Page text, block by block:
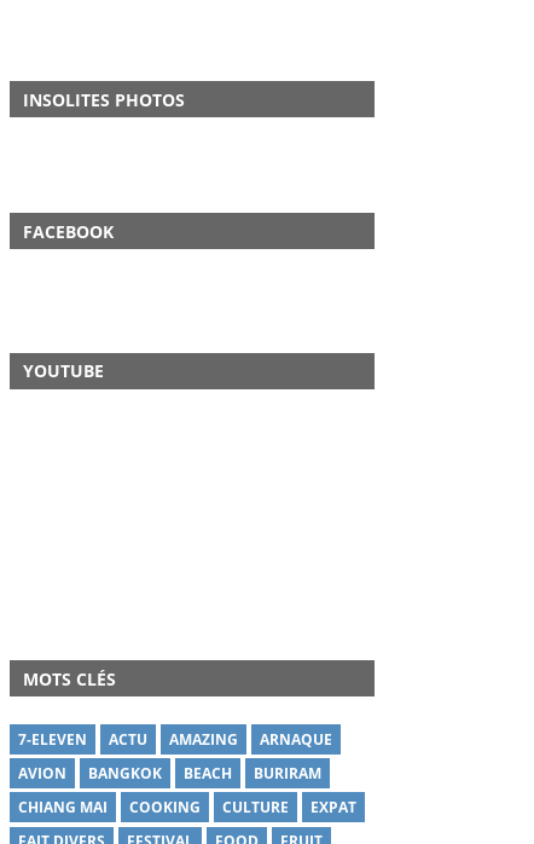
INSOLITES PHOTOS
FACEBOOK
YOUTUBE
MOTS CLÉS
7-ELEVEN ACTU AMAZING
ARNAQUE
AVION
BANGKOK BEACH
BURIRAM
CHIANG MAI
COOKING CULTURE
EXPAT